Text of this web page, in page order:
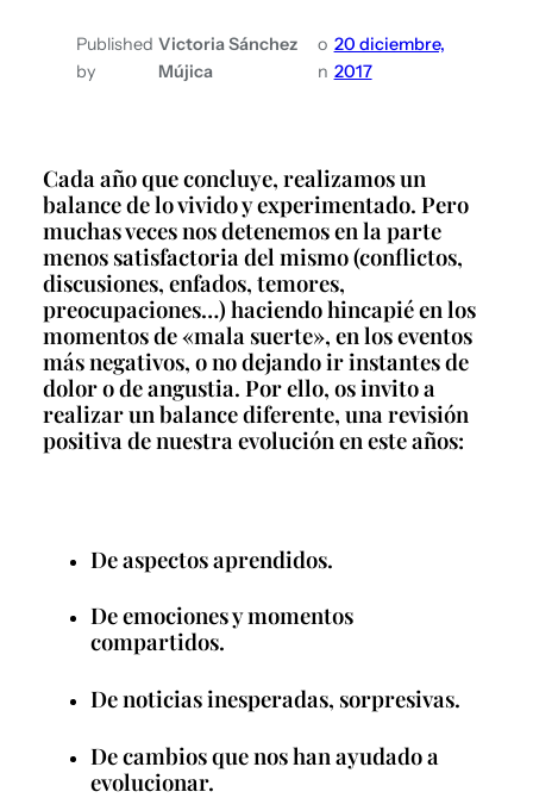
Published
by
Victoria Sánchez
Mújica
o
n
20 diciembre,
2017
Cada año que concluye, realizamos un
balance de lo vivido y experimentado. Pero
muchas veces nos detenemos en la parte
menos satisfactoria del mismo (conflictos,
discusiones, enfados, temores,
preocupaciones…) haciendo hincapié en los
momentos de «mala suerte», en los eventos
más negativos, o no dejando ir instantes de
dolor o de angustia. Por ello, os invito a
realizar un balance diferente, una revisión
positiva de nuestra evolución en este años:
De aspectos aprendidos.
De emociones y momentos
compartidos.
De noticias inesperadas, sorpresivas.
De cambios que nos han ayudado a
evolucionar.